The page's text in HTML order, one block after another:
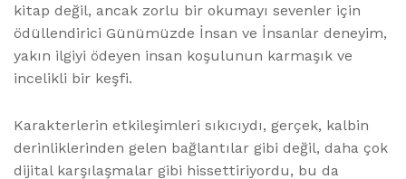
kitap değil, ancak zorlu bir okumayı sevenler için
ödüllendirici Günümüzde İnsan ve İnsanlar deneyim,
yakın ilgiyi ödeyen insan koşulunun karmaşık ve
incelikli bir keşfi.
Karakterlerin etkileşimleri sıkıcıydı, gerçek, kalbin
derinliklerinden gelen bağlantılar gibi değil, daha çok
dijital karşılaşmalar gibi hissettiriyordu, bu da